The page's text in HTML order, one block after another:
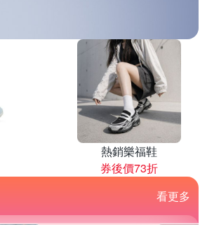
熱銷樂福鞋
券後價73折
看更多